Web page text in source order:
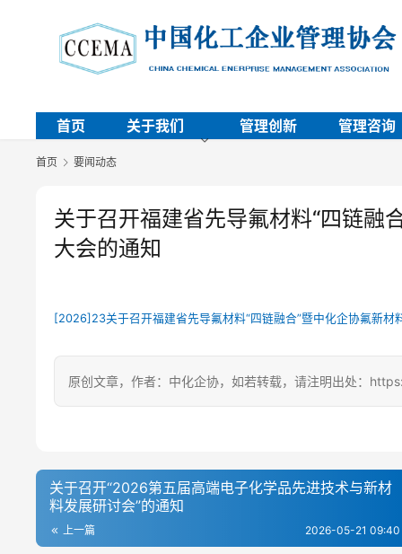
首页 关于我们 管理创新 管理咨询
首页 要闻动态
关于召开福建省先导氟材料“四链融
大会的通知
[2026]23关于召开福建省先导氟材料“四链融合”暨中化企协氟新
原创文章，作者：中化企协，如若转载，请注明出处：
关于召开“2026第五届高端电子化学品先进技术与新材
料发展研讨会”的通知
上一篇 2026-05-21 09:40